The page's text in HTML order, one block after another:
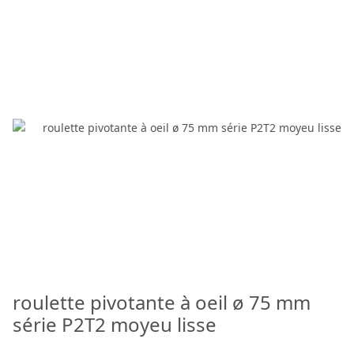
roulette pivotante à oeil ø 75 mm
série P2T2 moyeu lisse